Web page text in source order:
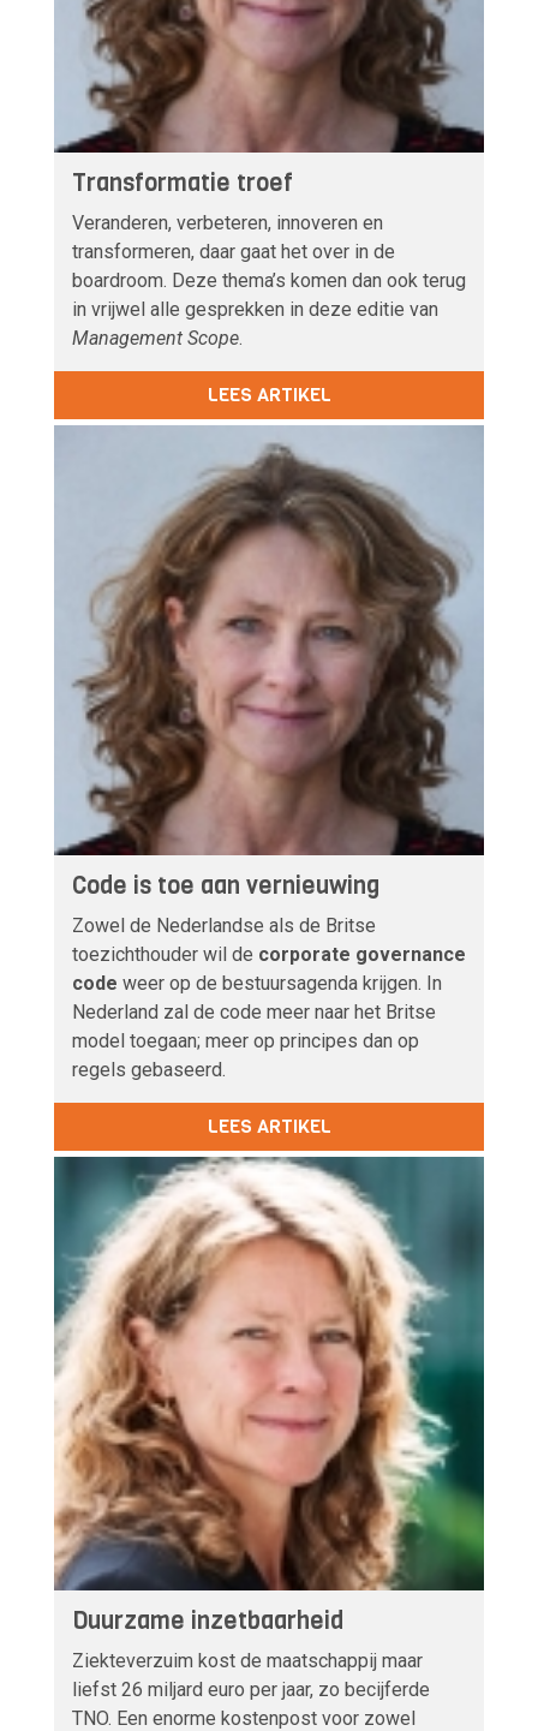
Transformatie troef
Veranderen, verbeteren, innoveren en
transformeren, daar gaat het over in de
boardroom. Deze thema’s komen dan ook terug
in vrijwel alle gesprekken in deze editie van
Management Scope.
LEES ARTIKEL
Code is toe aan vernieuwing
Zowel de Nederlandse als de Britse
toezichthouder wil de corporate governance
code weer op de bestuursagenda krijgen. In
Nederland zal de code meer naar het Britse
model toegaan; meer op principes dan op
regels gebaseerd.
LEES ARTIKEL
Duurzame inzetbaarheid
Ziekteverzuim kost de maatschappij maar
liefst 26 miljard euro per jaar, zo becijferde
TNO. Een enorme kostenpost voor zowel